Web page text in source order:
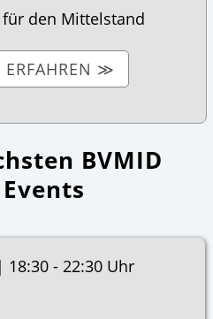
für den Mittelstand
ERFAHREN ≫
BVMID
| 18:30 - 22:30 Uhr